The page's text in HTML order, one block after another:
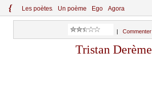
{ Les poètes Un poème Ego Agora
Commenter
Tristan Derème